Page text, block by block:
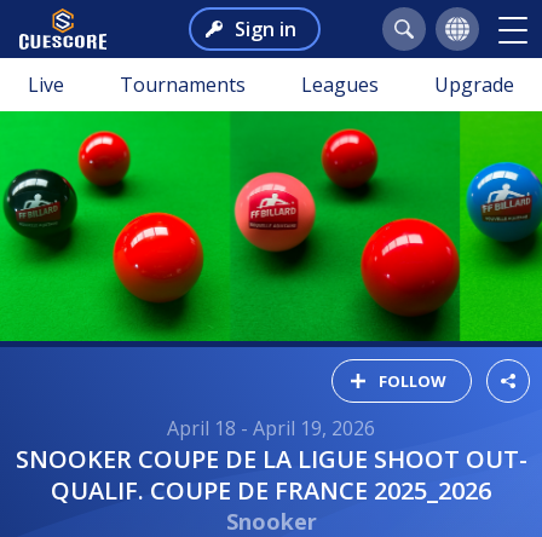
Sign in
Live Tournaments Leagues Upgrade
FOLLOW
April 18 - April 19, 2026
SNOOKER COUPE DE LA LIGUE SHOOT OUT-
QUALIF. COUPE DE FRANCE 2025_2026
Snooker